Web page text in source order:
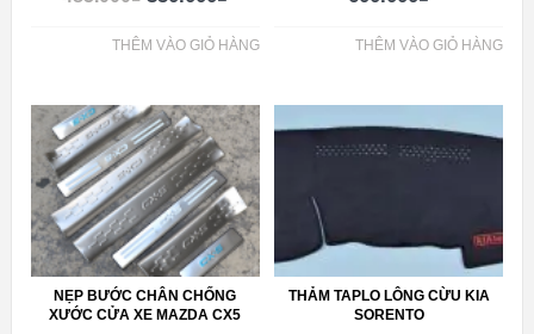
THÊM VÀO GIỎ HÀNG THÊM VÀO GIỎ HÀNG
NẸP BƯỚC CHÂN CHỐNG
XƯỚC CỬA XE MAZDA CX5
THẢM TAPLO LÔNG CỪU KIA
SORENTO